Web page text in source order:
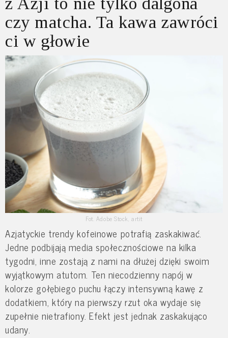
czy matcha. Ta kawa zawróci
ci w głowie
Fot. Adobe Stock, artit
Azjatyckie trendy kofeinowe potrafią zaskakiwać.
Jedne podbijają media społecznościowe na kilka
tygodni, inne zostają z nami na dłużej dzięki swoim
wyjątkowym atutom. Ten niecodzienny napój w
kolorze gołębiego puchu łączy intensywną kawę z
dodatkiem, który na pierwszy rzut oka wydaje się
zupełnie nietrafiony. Efekt jest jednak zaskakująco
udany.